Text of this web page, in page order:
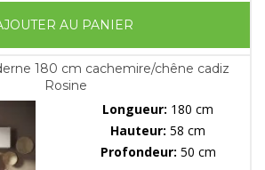
AU PANIER
180 cm cachemire/chêne cadiz
Rosine
Longueur: 180 cm
Hauteur: 58 cm
Profondeur: 50 cm